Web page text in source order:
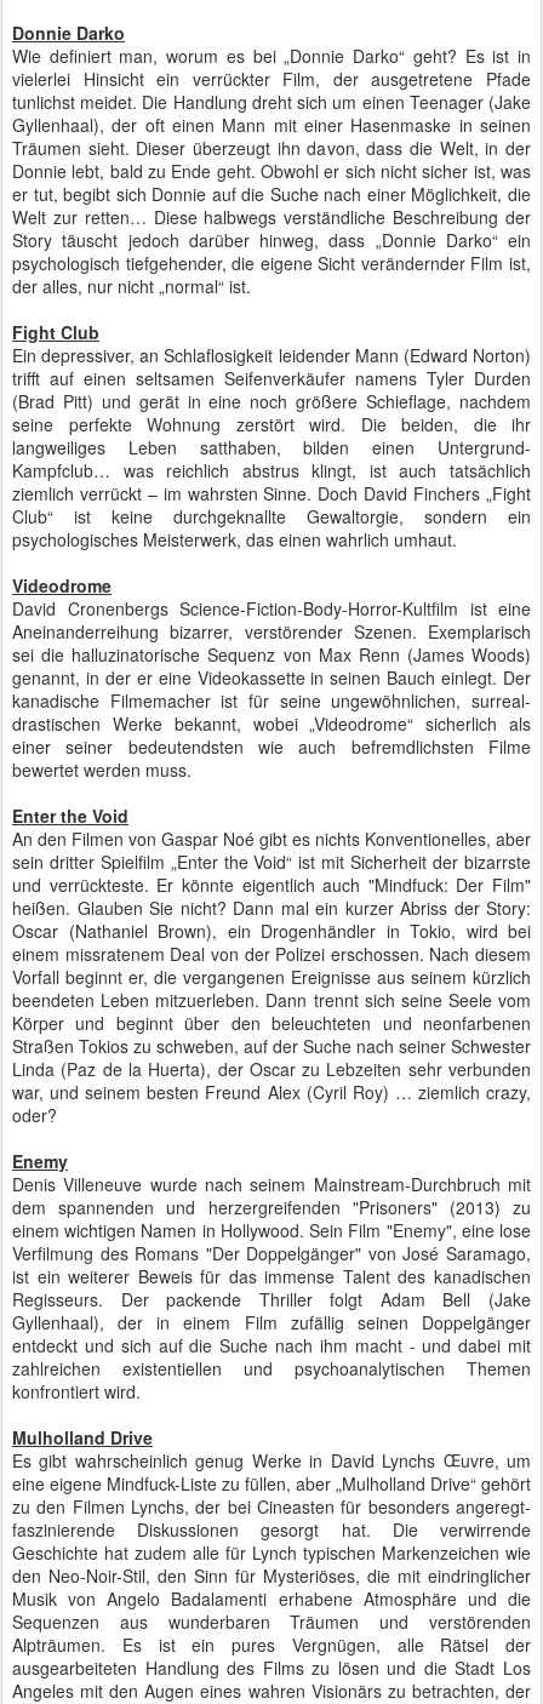
Donnie Darko
Wie definiert man, worum es bei „Donnie Darko“ geht? Es ist in
vielerlei Hinsicht ein verrückter Film, der ausgetretene Pfade
tunlichst meidet. Die Handlung dreht sich um einen Teenager (Jake
Gyllenhaal), der oft einen Mann mit einer Hasenmaske in seinen
Träumen sieht. Dieser überzeugt ihn davon, dass die Welt, in der
Donnie lebt, bald zu Ende geht. Obwohl er sich nicht sicher ist, was
er tut, begibt sich Donnie auf die Suche nach einer Möglichkeit, die
Welt zur retten… Diese halbwegs verständliche Beschreibung der
Story täuscht jedoch darüber hinweg, dass „Donnie Darko“ ein
psychologisch tiefgehender, die eigene Sicht verändernder Film ist,
der alles, nur nicht „normal“ ist.
Fight Club
Ein depressiver, an Schlaflosigkeit leidender Mann (Edward Norton)
trifft auf einen seltsamen Seifenverkäufer namens Tyler Durden
(Brad Pitt) und gerät in eine noch größere Schieflage, nachdem
seine perfekte Wohnung zerstört wird. Die beiden, die ihr
langweiliges Leben satthaben, bilden einen Untergrund-
Kampfclub… was reichlich abstrus klingt, ist auch tatsächlich
ziemlich verrückt – im wahrsten Sinne. Doch David Finchers „Fight
Club“ ist keine durchgeknallte Gewaltorgie, sondern ein
psychologisches Meisterwerk, das einen wahrlich umhaut.
Videodrome
David Cronenbergs Science-Fiction-Body-Horror-Kultfilm ist eine
Aneinanderreihung bizarrer, verstörender Szenen. Exemplarisch
sei die halluzinatorische Sequenz von Max Renn (James Woods)
genannt, in der er eine Videokassette in seinen Bauch einlegt. Der
kanadische Filmemacher ist für seine ungewöhnlichen, surreal-
drastischen Werke bekannt, wobei „Videodrome“ sicherlich als
einer seiner bedeutendsten wie auch befremdlichsten Filme
bewertet werden muss.
Enter the Void
An den Filmen von Gaspar Noé gibt es nichts Konventionelles, aber
sein dritter Spielfilm „Enter the Void“ ist mit Sicherheit der bizarrste
und verrückteste. Er könnte eigentlich auch "Mindfuck: Der Film"
heißen. Glauben Sie nicht? Dann mal ein kurzer Abriss der Story:
Oscar (Nathaniel Brown), ein Drogenhändler in Tokio, wird bei
einem missratenem Deal von der Polizei erschossen. Nach diesem
Vorfall beginnt er, die vergangenen Ereignisse aus seinem kürzlich
beendeten Leben mitzuerleben. Dann trennt sich seine Seele vom
Körper und beginnt über den beleuchteten und neonfarbenen
Straßen Tokios zu schweben, auf der Suche nach seiner Schwester
Linda (Paz de la Huerta), der Oscar zu Lebzeiten sehr verbunden
war, und seinem besten Freund Alex (Cyril Roy) … ziemlich crazy,
oder?
Enemy
Denis Villeneuve wurde nach seinem Mainstream-Durchbruch mit
dem spannenden und herzergreifenden "Prisoners" (2013) zu
einem wichtigen Namen in Hollywood. Sein Film "Enemy", eine lose
Verfilmung des Romans "Der Doppelgänger" von José Saramago,
ist ein weiterer Beweis für das immense Talent des kanadischen
Regisseurs. Der packende Thriller folgt Adam Bell (Jake
Gyllenhaal), der in einem Film zufällig seinen Doppelgänger
entdeckt und sich auf die Suche nach ihm macht - und dabei mit
zahlreichen existentiellen und psychoanalytischen Themen
konfrontiert wird.
Mulholland Drive
Es gibt wahrscheinlich genug Werke in David Lynchs Œuvre, um
eine eigene Mindfuck-Liste zu füllen, aber „Mulholland Drive“ gehört
zu den Filmen Lynchs, der bei Cineasten für besonders angeregt-
faszinierende Diskussionen gesorgt hat. Die verwirrende
Geschichte hat zudem alle für Lynch typischen Markenzeichen wie
den Neo-Noir-Stil, den Sinn für Mysteriöses, die mit eindringlicher
Musik von Angelo Badalamenti erhabene Atmosphäre und die
Sequenzen aus wunderbaren Träumen und verstörenden
Alpträumen. Es ist ein pures Vergnügen, alle Rätsel der
ausgearbeiteten Handlung des Films zu lösen und die Stadt Los
Angeles mit den Augen eines wahren Visionärs zu betrachten, der